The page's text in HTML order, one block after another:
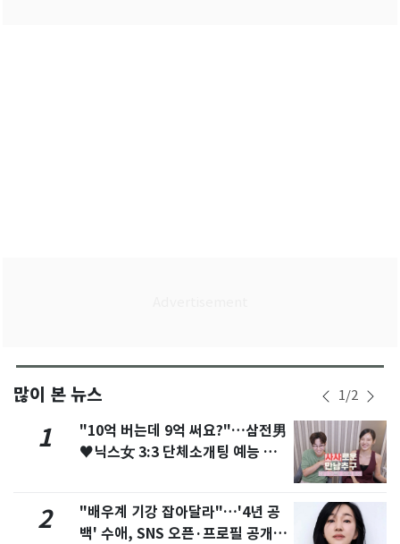
많이 본 뉴스 1/2
1
"10억 버는데 9억 써요?"…삼전男
♥닉스女 3:3 단체소개팅 예능 화
2
"배우계 기강 잡아달라"…'4년 공
백' 수애, SNS 오픈·프로필 공개